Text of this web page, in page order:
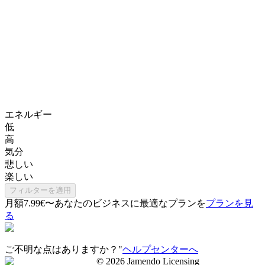
エネルギー
低
高
気分
悲しい
楽しい
フィルターを適用
月額7.99€〜あなたのビジネスに最適なプランをプランを見
る
ご不明な点はありますか？"ヘルプセンターへ
© 2026 Jamendo Licensing